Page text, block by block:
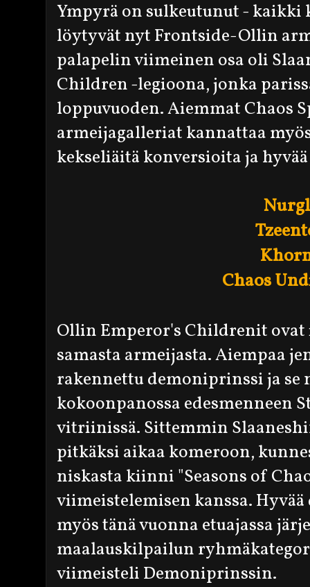
Ympyrä on sulkeutunut - kaikki
löytyvät nyt Frontside-Ollin
palapelin viimeinen osa oli
Children -legioona, jonka
loppuvuoden. Aiemmat Chaos
armeijagalleriat kannattaa
kekseliäitä konversioita ja
Chaos
Ollin Emperor's Childrenit ovat
samasta armeijasta. Aiempaa
rakennettu demoniprinssi ja
kokoonpanossa edesmenneen
vitriinissä. Sittemmin
pitkäksi aikaa komeroon,
niskasta kiinni "Seasons of
viimeistelemisen kanssa.
myös tänä vuonna etuajassa
maalauskilpailun
viimeisteli Demoniprinssin.